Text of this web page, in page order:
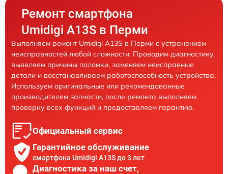
Ремонт смартфона
Umidigi A13S в Перми
Выполняем ремонт Umidigi A13S в Перми с устранением
неисправностей любой сложности. Проводим диагностику,
выявляем причины поломки, заменяем неисправные
детали и восстанавливаем работоспособность устройства.
Используем оригинальные или рекомендованные
производителем запчасти, после ремонта выполняем
проверку всех функций и предоставляем гарантию.
Официальный сервис
Гарантийное обслуживание
смартфона Umidigi A13S до 3 лет
Диагностика за наш счет,